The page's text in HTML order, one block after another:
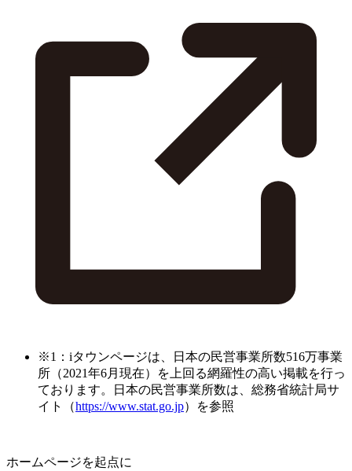
※1：iタウンページは、日本の民営事業所数516万事業
所（2021年6月現在）を上回る網羅性の高い掲載を行っ
ております。日本の民営事業所数は、総務省統計局サ
イト（https://www.stat.go.jp）を参照
ホームページを起点に